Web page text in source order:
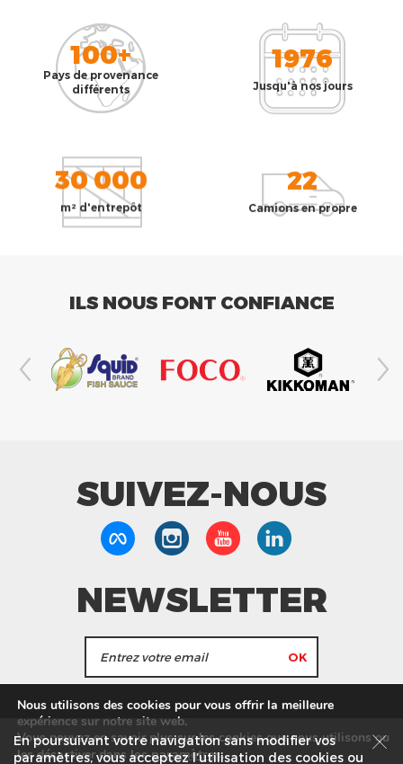
100+
Pays de provenance
différents
1976
Jusqu'à nos jours
30 000
m² d'entrepôt
22
Camions en propre
ILS NOUS FONT CONFIANCE
SUIVEZ-NOUS
NEWSLETTER
informations de Tang Frères.
Nos Magasins Service commercial Recrutement
En poursuivant votre navigation sans modifier vos
paramètres, vous acceptez l’utilisation des cookies ou
Nous utilisons des cookies pour vous offrir la meilleure
expérience sur notre site web.
Vous pouvez en savoir plus sur les cookies que nous utilisons ou
les désactiver dans lesparamètres.